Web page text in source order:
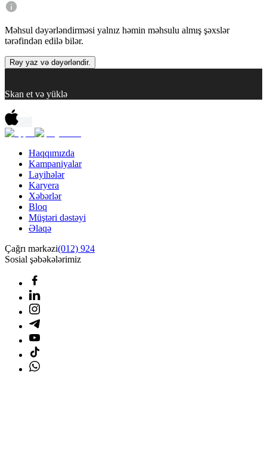
Məhsul dəyərləndirməsi yalnız həmin məhsulu almış şəxslər
tərəfindən edilə bilər.
Rəy yaz və dəyərləndir.
Skan et və yüklə
Haqqımızda
Kampaniyalar
Layihələr
Karyera
Xəbərlər
Bloq
Müştəri dəstəyi
Əlaqə
Çağrı mərkəzi(012) 924
Sosial şəbəkələrimiz